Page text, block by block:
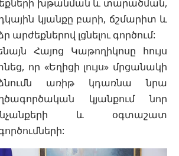
խթանման և տարածման,
կյանքը բարի, ճշմարիտ և
արժեքներով լցնելու գործում:
Հայոց Կաթողիկոսը հույս
որ «Եղիցի լույս» մրցանակի
առիթ կդառնա նրա
կյանքում նոր
և օգտաշատ